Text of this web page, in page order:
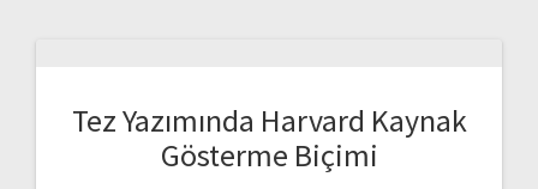
Tez Yazımında Harvard Kaynak
Gösterme Biçimi